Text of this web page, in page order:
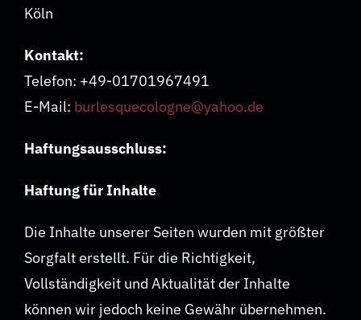
AGB
Köln
Kontakt:
Telefon: +49-01701967491
E-Mail: burlesquecologne@yahoo.de
Haftungsausschluss:
Haftung für Inhalte
Die Inhalte unserer Seiten wurden mit größter
Sorgfalt erstellt. Für die Richtigkeit,
Vollständigkeit und Aktualität der Inhalte
können wir jedoch keine Gewähr übernehmen.